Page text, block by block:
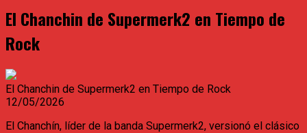
El Chanchin de Supermerk2 en Tiempo de
Rock
El Chanchin de Supermerk2 en Tiempo de Rock
12/05/2026
El Chanchín, líder de la banda Supermerk2, versionó el clásico